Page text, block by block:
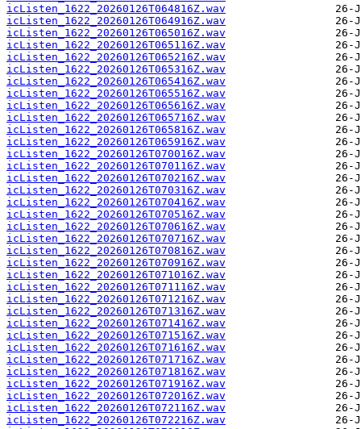
icListen_1622_20260126T064816Z.wav
icListen_1622_20260126T064916Z.wav
icListen_1622_20260126T065016Z.wav
icListen_1622_20260126T065116Z.wav
icListen_1622_20260126T065216Z.wav
icListen_1622_20260126T065316Z.wav
icListen_1622_20260126T065416Z.wav
icListen_1622_20260126T065516Z.wav
icListen_1622_20260126T065616Z.wav
icListen_1622_20260126T065716Z.wav
icListen_1622_20260126T065816Z.wav
icListen_1622_20260126T065916Z.wav
icListen_1622_20260126T070016Z.wav
icListen_1622_20260126T070116Z.wav
icListen_1622_20260126T070216Z.wav
icListen_1622_20260126T070316Z.wav
icListen_1622_20260126T070416Z.wav
icListen_1622_20260126T070516Z.wav
icListen_1622_20260126T070616Z.wav
icListen_1622_20260126T070716Z.wav
icListen_1622_20260126T070816Z.wav
icListen_1622_20260126T070916Z.wav
icListen_1622_20260126T071016Z.wav
icListen_1622_20260126T071116Z.wav
icListen_1622_20260126T071216Z.wav
icListen_1622_20260126T071316Z.wav
icListen_1622_20260126T071416Z.wav
icListen_1622_20260126T071516Z.wav
icListen_1622_20260126T071616Z.wav
icListen_1622_20260126T071716Z.wav
icListen_1622_20260126T071816Z.wav
icListen_1622_20260126T071916Z.wav
icListen_1622_20260126T072016Z.wav
icListen_1622_20260126T072116Z.wav
icListen_1622_20260126T072216Z.wav